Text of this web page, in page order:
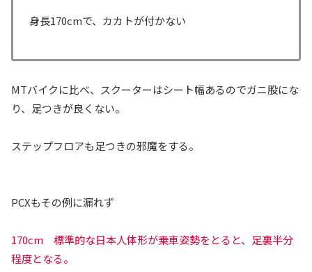
身長170cmで、カカトが付かない
MTバイクに比べ、スクーターはシート幅あるのでガニ股にな
り、足つきが良くない。
ステップフロアも足つきの邪魔をする。
PCXもその例に漏れず
170cm 標準的な日本人体形が乗車姿勢をとると、足裏半分
程度となる。